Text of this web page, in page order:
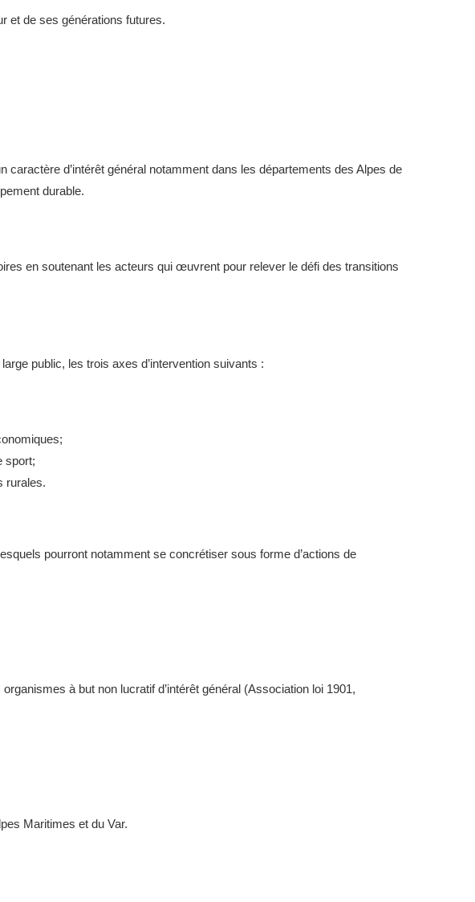
et de ses générations futures.
caractère d’intérêt général notamment dans les départements des Alpes de
durable.
en soutenant les acteurs qui œuvrent pour relever le défi des transitions
public, les trois axes d’intervention suivants :
sport;
rurales.
pourront notamment se concrétiser sous forme d’actions de
à but non lucratif d’intérêt général (Association loi 1901,
Maritimes et du Var.